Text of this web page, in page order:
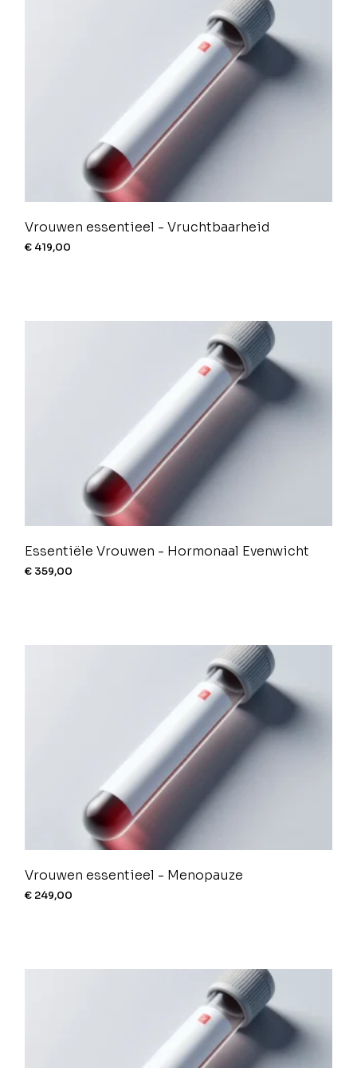
Vrouwen essentieel - Vruchtbaarheid
€ 419,00
Essentiële Vrouwen - Hormonaal Evenwicht
€ 359,00
Vrouwen essentieel - Menopauze
€ 249,00